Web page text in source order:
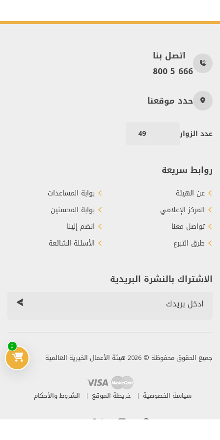
0
اتصل بنا
800 5 666
حدد موقعنا
عدد الزوار 49
روابط سريعة
عن الهيئة
المركز الإعلامي
تواصل معنا
طرق التبرع
بوابة المساعدات
بوابة المحسنين
انضم إلينا
الأسئلة الشائعة
الاشتراك بالنشرة البريدية
جميع الحقوق محفوظة © 2026 هيئة الأعمال الخيرية العالمية
سياسة الخصوصية خريطة الموقع الشروط والأحكام